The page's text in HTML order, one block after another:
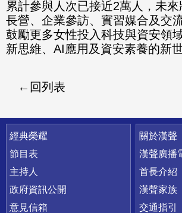
累計參與人次已接近2萬人，未
長營、企業參訪、實習媒合及交
鼓勵更多女性投入科技與資安領
新思維、AI應用及資安素養的新
回列表
快速連結
經典榮耀
節目表
主持人
政府資訊公開
意見信箱
關於漢聲
漢聲廣播
首長介紹
漢聲家族
交通指引